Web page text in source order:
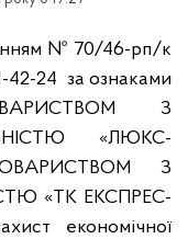
№ 70/46-рп/к
42-24 за ознаками
З
«ЛЮКС-
З
«ТК ЕКСПРЕС-
економічної